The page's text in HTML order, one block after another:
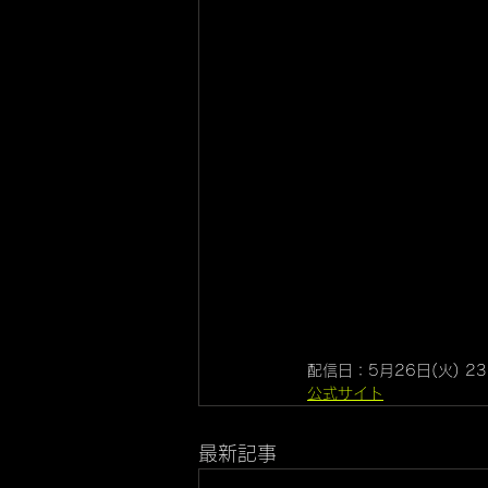
配信日：5月26日(火)
公式サイト
最新記事